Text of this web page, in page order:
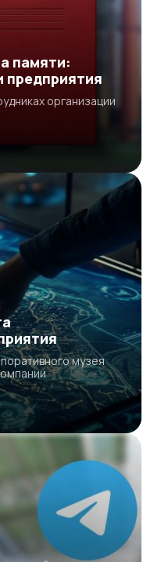
памяти:
предприятия
организации
музея